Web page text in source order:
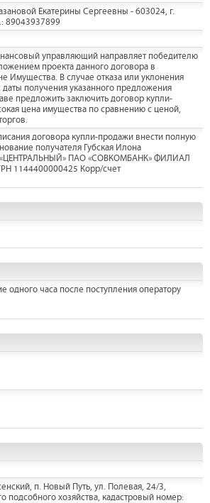
Екатерины Сергеевны - 603024, г.
89043937899
управляющий направляет победителю
проекта данного договора в
Имущества. В случае отказа или уклонения
даты получения указанного предложения
предложить заключить договор купли-
цена имущества по сравнению с ценой,
договора купли-продажи внести полную
получателя Губская Илона
«ЦЕНТРАЛЬНЫЙ» ПАО «СОВКОМБАНК» ФИЛИАЛ
1144400000425 Корр/счет
одного часа после поступления оператору
п. Новый Путь, ул. Полевая, 24/3,
хозяйства, кадастровый номер: